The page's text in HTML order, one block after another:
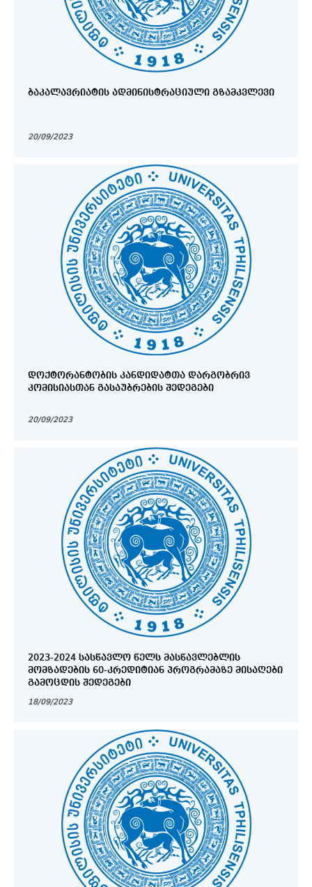
ᲑᲐᲙᲐᲚᲐᲕᲠᲘᲐᲢᲘᲡ ᲐᲓᲛᲘᲜᲘᲡᲢᲠᲐᲪᲘᲣᲚᲘ ᲒᲖᲐᲛᲙᲕᲚᲔᲕᲘ
20/09/2023
ᲓᲝᲥᲢᲝᲠᲐᲜᲢᲝᲑᲘᲡ ᲙᲐᲜᲓᲘᲓᲐᲢᲗᲐ ᲓᲐᲠᲒᲝᲑᲠᲘᲕ
ᲙᲝᲛᲘᲡᲘᲐᲡᲗᲐᲜ ᲒᲐᲡᲐᲣᲑᲠᲔᲑᲘᲡ ᲨᲔᲓᲔᲒᲔᲑᲘ
20/09/2023
2023-2024 ᲡᲐᲡᲬᲐᲕᲚᲝ ᲬᲔᲚᲡ ᲛᲐᲡᲬᲐᲕᲚᲔᲑᲚᲘᲡ
ᲛᲝᲛᲖᲐᲓᲔᲑᲘᲡ 60-ᲙᲠᲔᲓᲘᲢᲘᲐᲜ ᲞᲠᲝᲒᲠᲐᲛᲐᲖᲔ ᲛᲘᲡᲐᲦᲔᲑᲘ
ᲒᲐᲛᲝᲪᲓᲘᲡ ᲨᲔᲓᲔᲒᲔᲑᲘ
18/09/2023